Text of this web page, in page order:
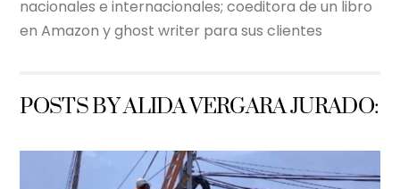
nacionales e internacionales; coeditora de un libro
en Amazon y ghost writer para sus clientes
POSTS BY ALIDA VERGARA JURADO: